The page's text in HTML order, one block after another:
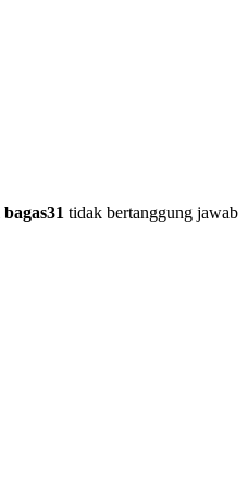
bagas31 tidak bertanggung jawab